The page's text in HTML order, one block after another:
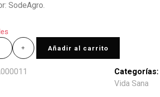
SodeAgro.
Añadir al carrito
Categorías:
Vida Sana